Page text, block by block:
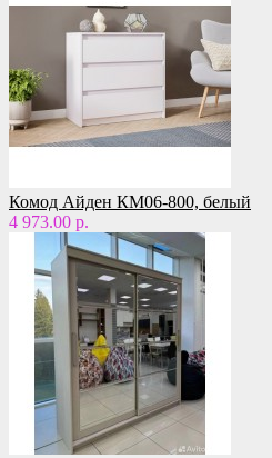
Комод Айден КМ06-800, белый
4 973.00 р.